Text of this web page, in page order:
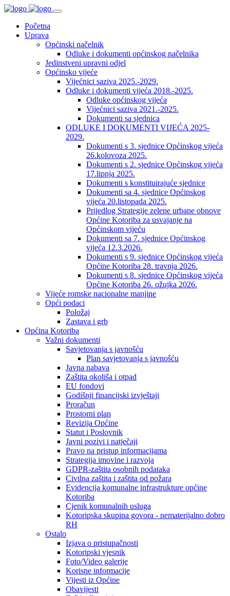
Početna
Uprava
Općinski načelnik
Odluke i dokumenti općinskog načelnika
Jedinstveni upravni odjel
Općinsko vijeće
Vijećnici saziva 2025.-2029.
Odluke i dokumenti vijeća 2018.-2025.
Odluke općinskog vijeća
Vijećnici saziva 2021.-2025.
Dokumenti sa sjednica
ODLUKE I DOKUMENTI VIJEĆA 2025-
2029.
Dokumenti s 3. sjednice Općinskog vijeća
26.kolovoza 2025.
Dokumenti s 2. sjednice Općinskog vijeća
17.lipnja 2025.
Dokumenti s konstituirajuće sjednice
Dokumenti sa 4. sjednice Općinskog
vijeća 20.listopada 2025.
Prijedlog Strategije zelene urbane obnove
Općine Kotoriba za usvajanje na
Općinskom vijeću
Dokumenti sa 7. sjednice Općinskog
vijeća 12.3.2026.
Dokumenti s 9. sjednice Općinskog vijeća
Općine Kotoriba 28. travnja 2026.
Dokumenti s 8. sjednice Općinskog vijeća
Općine Kotoriba 26. ožujka 2026.
Vijeće romske nacionalne manjine
Opći podaci
Položaj
Zastava i grb
Općina Kotoriba
Važni dokumenti
Savjetovanja s javnošću
Plan savjetovanja s javnošću
Javna nabava
Zaštita okoliša i otpad
EU fondovi
Godišnji financijski izvještaji
Proračun
Prostorni plan
Revizija Općine
Statut i Poslovnik
Javni pozivi i natječaji
Pravo na pristup informacijama
Strategija imovine i razvoja
GDPR-zaštita osobnih podataka
Civilna zaštita i zaštita od požara
Evidencija komunalne infrastrukture općine
Kotoriba
Cjenik komunalnih usluga
Kotoripska skupina govora - nematerijalno dobro
RH
Ostalo
Izjava o pristupačnosti
Kotoripski vjesnik
Foto/Video galerije
Korisne informacije
Vijesti iz Općine
Obavijesti